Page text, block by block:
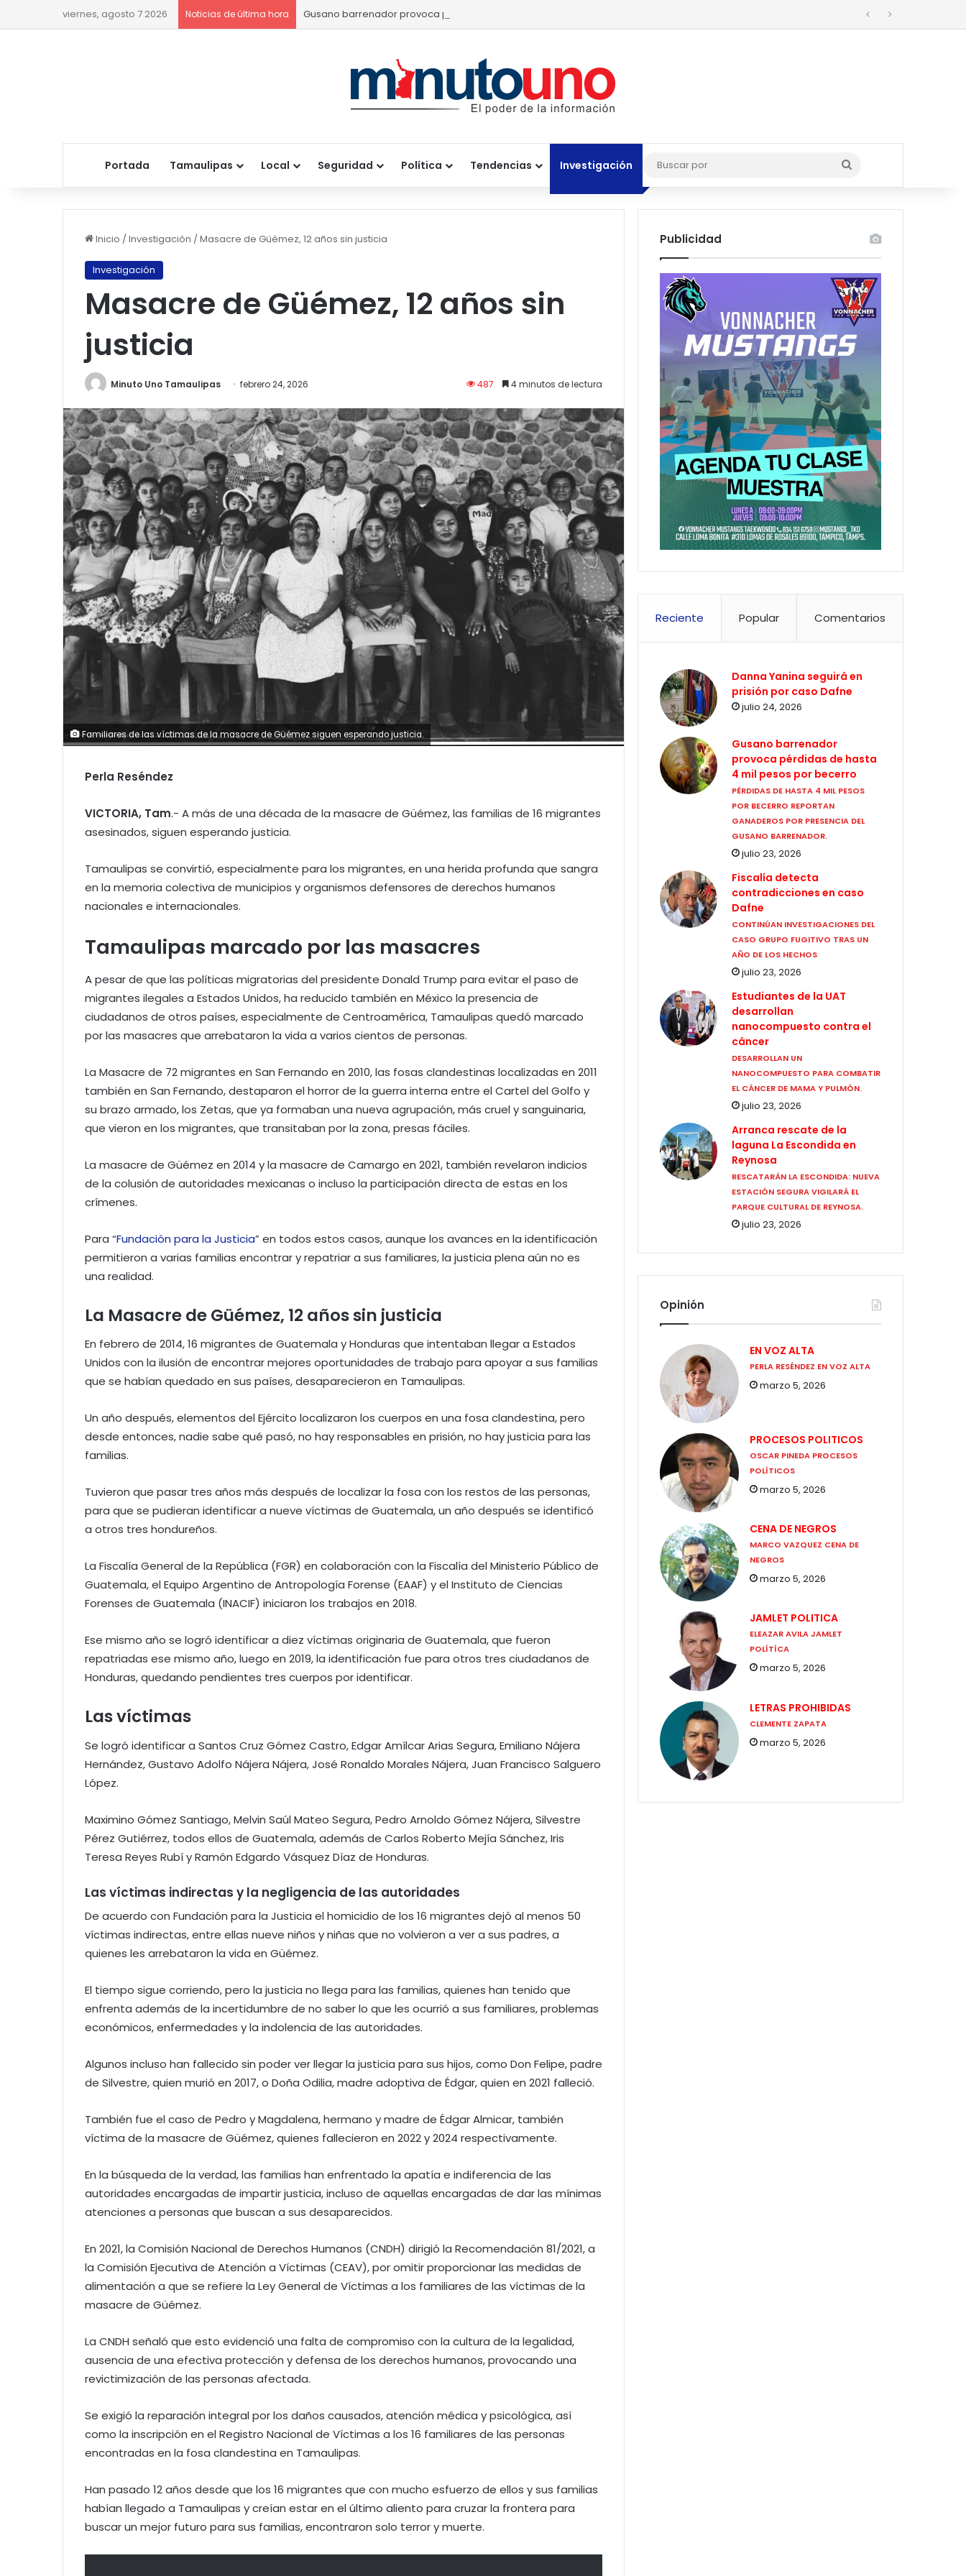
viernes, agosto 7 2026 Noticias de última hora Gusano barrenador provoca pérdidas de hasta 4 mil pesos por becerro
Portada Tamaulipas Local Seguridad Política Tendencias Investigación
Buscar
por
Inicio /Investigación /Masacre de Güémez, 12 años sin justicia
Investigación
Masacre de Güémez, 12 años sin
justicia
Minuto Uno Tamaulipas febrero 24, 2026 487 4 minutos de lectura
Familiares de las víctimas de la masacre de Güémez siguen esperando justicia.
Perla Reséndez
VICTORIA, Tam.- A más de una década de la masacre de Güémez, las familias de 16 migrantes
asesinados, siguen esperando justicia.
Tamaulipas se convirtió, especialmente para los migrantes, en una herida profunda que sangra
en la memoria colectiva de municipios y organismos defensores de derechos humanos
nacionales e internacionales.
Tamaulipas marcado por las masacres
A pesar de que las políticas migratorias del presidente Donald Trump para evitar el paso de
migrantes ilegales a Estados Unidos, ha reducido también en México la presencia de
ciudadanos de otros países, especialmente de Centroamérica, Tamaulipas quedó marcado
por las masacres que arrebataron la vida a varios cientos de personas.
La Masacre de 72 migrantes en San Fernando en 2010, las fosas clandestinas localizadas en 2011
también en San Fernando, destaparon el horror de la guerra interna entre el Cartel del Golfo y
su brazo armado, los Zetas, que ya formaban una nueva agrupación, más cruel y sanguinaria,
que vieron en los migrantes, que transitaban por la zona, presas fáciles.
La masacre de Güémez en 2014 y la masacre de Camargo en 2021, también revelaron indicios
de la colusión de autoridades mexicanas o incluso la participación directa de estas en los
crímenes.
Para “Fundación para la Justicia” en todos estos casos, aunque los avances en la identificación
permitieron a varias familias encontrar y repatriar a sus familiares, la justicia plena aún no es
una realidad.
La Masacre de Güémez, 12 años sin justicia
En febrero de 2014, 16 migrantes de Guatemala y Honduras que intentaban llegar a Estados
Unidos con la ilusión de encontrar mejores oportunidades de trabajo para apoyar a sus familias
que se habían quedado en sus países, desaparecieron en Tamaulipas.
Un año después, elementos del Ejército localizaron los cuerpos en una fosa clandestina, pero
desde entonces, nadie sabe qué pasó, no hay responsables en prisión, no hay justicia para las
familias.
Tuvieron que pasar tres años más después de localizar la fosa con los restos de las personas,
para que se pudieran identificar a nueve víctimas de Guatemala, un año después se identificó
a otros tres hondureños.
La Fiscalía General de la República (FGR) en colaboración con la Fiscalía del Ministerio Público de
Guatemala, el Equipo Argentino de Antropología Forense (EAAF) y el Instituto de Ciencias
Forenses de Guatemala (INACIF) iniciaron los trabajos en 2018.
Ese mismo año se logró identificar a diez víctimas originaria de Guatemala, que fueron
repatriadas ese mismo año, luego en 2019, la identificación fue para otros tres ciudadanos de
Honduras, quedando pendientes tres cuerpos por identificar.
Las víctimas
Se logró identificar a Santos Cruz Gómez Castro, Edgar Amílcar Arias Segura, Emiliano Nájera
Hernández, Gustavo Adolfo Nájera Nájera, José Ronaldo Morales Nájera, Juan Francisco Salguero
López.
Maximino Gómez Santiago, Melvin Saúl Mateo Segura, Pedro Arnoldo Gómez Nájera, Silvestre
Pérez Gutiérrez, todos ellos de Guatemala, además de Carlos Roberto Mejía Sánchez, Iris
Teresa Reyes Rubí y Ramón Edgardo Vásquez Díaz de Honduras.
Las víctimas indirectas y la negligencia de las autoridades
De acuerdo con Fundación para la Justicia el homicidio de los 16 migrantes dejó al menos 50
víctimas indirectas, entre ellas nueve niños y niñas que no volvieron a ver a sus padres, a
quienes les arrebataron la vida en Güémez.
El tiempo sigue corriendo, pero la justicia no llega para las familias, quienes han tenido que
enfrenta además de la incertidumbre de no saber lo que les ocurrió a sus familiares, problemas
económicos, enfermedades y la indolencia de las autoridades.
Algunos incluso han fallecido sin poder ver llegar la justicia para sus hijos, como Don Felipe, padre
de Silvestre, quien murió en 2017, o Doña Odilia, madre adoptiva de Édgar, quien en 2021 falleció.
También fue el caso de Pedro y Magdalena, hermano y madre de Édgar Almicar, también
víctima de la masacre de Güémez, quienes fallecieron en 2022 y 2024 respectivamente.
En la búsqueda de la verdad, las familias han enfrentado la apatía e indiferencia de las
autoridades encargadas de impartir justicia, incluso de aquellas encargadas de dar las mínimas
atenciones a personas que buscan a sus desaparecidos.
En 2021, la Comisión Nacional de Derechos Humanos (CNDH) dirigió la Recomendación 81/2021, a
la Comisión Ejecutiva de Atención a Víctimas (CEAV), por omitir proporcionar las medidas de
alimentación a que se refiere la Ley General de Víctimas a los familiares de las víctimas de la
masacre de Güémez.
La CNDH señaló que esto evidenció una falta de compromiso con la cultura de la legalidad,
ausencia de una efectiva protección y defensa de los derechos humanos, provocando una
revictimización de las personas afectada.
Se exigió la reparación integral por los daños causados, atención médica y psicológica, así
como la inscripción en el Registro Nacional de Víctimas a los 16 familiares de las personas
encontradas en la fosa clandestina en Tamaulipas.
Han pasado 12 años desde que los 16 migrantes que con mucho esfuerzo de ellos y sus familias
habían llegado a Tamaulipas y creían estar en el último aliento para cruzar la frontera para
buscar un mejor futuro para sus familias, encontraron solo terror y muerte.
Publicidad
Reciente Popular Comentarios
Danna Yanina seguirá en
prisión por caso Dafne
julio 24, 2026
Gusano barrenador
provoca pérdidas de hasta
4 mil pesos por becerro
PÉRDIDAS DE HASTA 4 MIL PESOS
POR BECERRO REPORTAN
GANADEROS POR PRESENCIA DEL
GUSANO BARRENADOR.
julio 23, 2026
Fiscalía detecta
contradicciones en caso
Dafne
CONTINÚAN INVESTIGACIONES DEL
CASO GRUPO FUGITIVO TRAS UN
AÑO DE LOS HECHOS
julio 23, 2026
Estudiantes de la UAT
desarrollan
nanocompuesto contra el
cáncer
DESARROLLAN UN
NANOCOMPUESTO PARA COMBATIR
EL CÁNCER DE MAMA Y PULMÓN.
julio 23, 2026
Arranca rescate de la
laguna La Escondida en
Reynosa
RESCATARÁN LA ESCONDIDA: NUEVA
ESTACIÓN SEGURA VIGILARÁ EL
PARQUE CULTURAL DE REYNOSA.
julio 23, 2026
Opinión
EN VOZ ALTA
PERLA RESÉNDEZ EN VOZ ALTA
marzo 5, 2026
PROCESOS POLITICOS
OSCAR PINEDA PROCESOS
POLÍTICOS
marzo 5, 2026
CENA DE NEGROS
MARCO VAZQUEZ CENA DE
NEGROS
marzo 5, 2026
JAMLET POLITICA
ELEAZAR AVILA JAMLET
POLÍTÍCA
marzo 5, 2026
LETRAS PROHIBIDAS
CLEMENTE ZAPATA
marzo 5, 2026